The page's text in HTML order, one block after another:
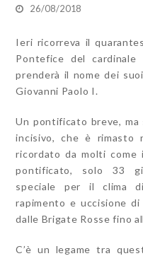
26/08/2018
Ieri ricorreva il
Pontefice del cardinale
prenderà il nome dei
Giovanni Paolo I.
Un pontificato breve,
incisivo, che è rimasto
ricordato da molti
pontificato, solo 33
speciale per il clima
rapimento e uccisione
dalle Brigate Rosse fino
C’è un legame tra